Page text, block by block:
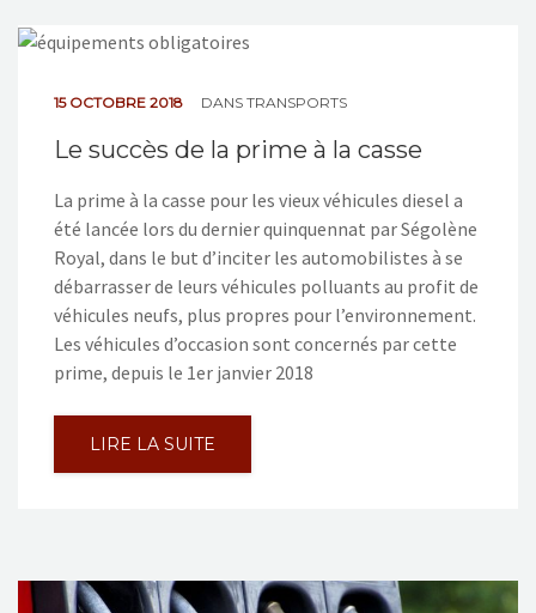
15 OCTOBRE 2018 DANS TRANSPORTS
Le succès de la prime à la casse
La prime à la casse pour les vieux véhicules diesel a
été lancée lors du dernier quinquennat par Ségolène
Royal, dans le but d’inciter les automobilistes à se
débarrasser de leurs véhicules polluants au profit de
véhicules neufs, plus propres pour l’environnement.
Les véhicules d’occasion sont concernés par cette
prime, depuis le 1er janvier 2018
LIRE LA SUITE